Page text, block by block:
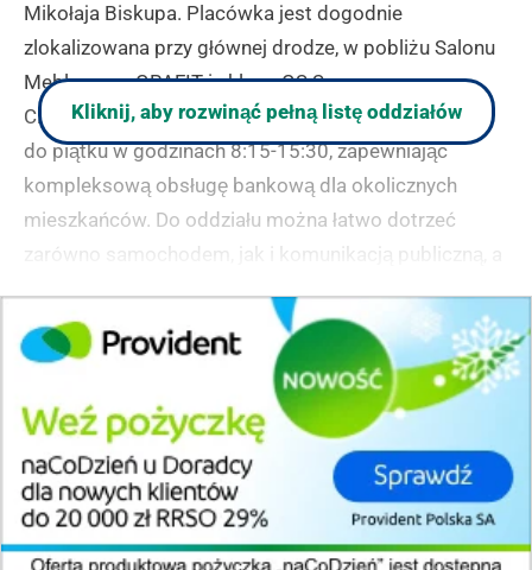
Mikołaja Biskupa. Placówka jest dogodnie
zlokalizowana przy głównej drodze, w pobliżu Salonu
Meblowego GRAFIT i sklepu GS Samopomoc
Chłopska. Bank obsługuje klientów od poniedziałku
do piątku w godzinach 8:15-15:30, zapewniając
kompleksową obsługę bankową dla okolicznych
mieszkańców. Do oddziału można łatwo dotrzeć
zarówno samochodem, jak i komunikacją publiczną, a
usługowych.
(zgłoś, jeśli ten opis wprowadza w błąd)
Kliknij, aby rozwinąć pełną listę oddziałów